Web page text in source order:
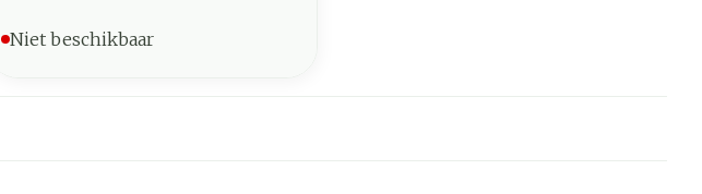
Niet beschikbaar